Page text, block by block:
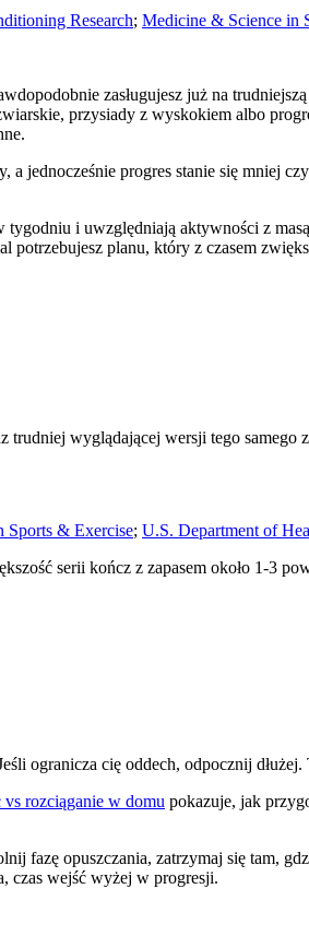
Research; Medicine & Science in
zasługujesz już na
przysiady z wyskokiem albo
jednocześnie progres stanie się mniej
i uwzględniają aktywności z
potrzebujesz planu, który z czasem
wyglądającej wersji tego samego
Sports & Exercise; U.S. Department of
serii kończ z zapasem około 1-3
ogranicza cię oddech, odpocznij
rozciąganie w domu pokazuje, jak
fazę opuszczania, zatrzymaj się tam,
czas wejść wyżej w progresji.